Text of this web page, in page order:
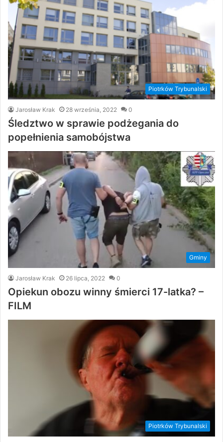
Piotrków Trybunalski
Jarosław Krak 28 września, 2022 0
Śledztwo w sprawie podżegania do
popełnienia samobójstwa
Gminy
Jarosław Krak 26 lipca, 2022 0
Opiekun obozu winny śmierci 17-latka? –
FILM
Piotrków Trybunalski